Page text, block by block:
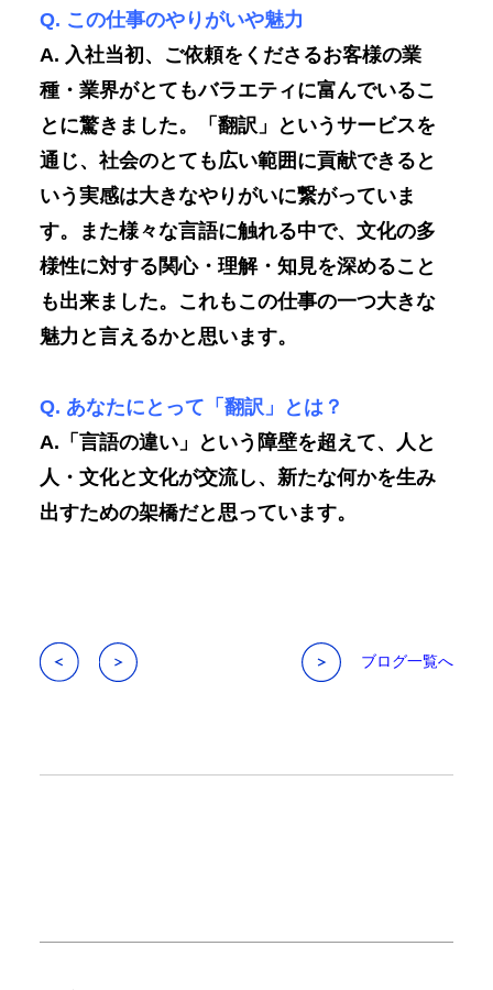
Q. この仕事のやりがいや魅力
A. 入社当初、ご依頼をくださるお客様の業
種・業界がとてもバラエティに富んでいるこ
とに驚きました。「翻訳」というサービスを
通じ、社会のとても広い範囲に貢献できると
いう実感は大きなやりがいに繋がっていま
す。また様々な言語に触れる中で、文化の多
様性に対する関心・理解・知見を深めること
も出来ました。これもこの仕事の一つ大きな
魅力と言えるかと思います。
Q. あなたにとって「翻訳」とは？
A.「言語の違い」という障壁を超えて、人と
人・文化と文化が交流し、新たな何かを生み
出すための架橋だと思っています。
ブログ一覧へ